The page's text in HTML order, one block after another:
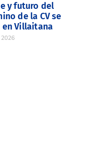
y futuro del
de la CV se
Villaitana